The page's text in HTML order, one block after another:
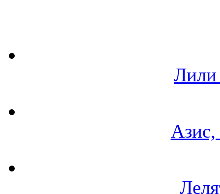
Лили